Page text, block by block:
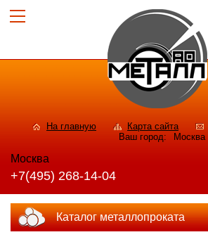
На главную Карта сайта
Ваш город:
Москва
Москва
+7(495) 268-14-04
Каталог металлопроката